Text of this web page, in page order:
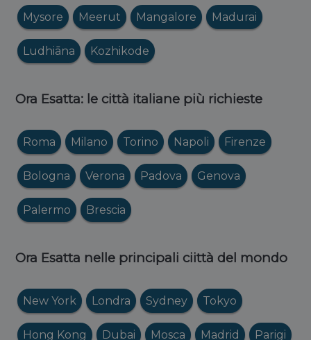
Mysore Meerut Mangalore Madurai
Ludhiāna Kozhikode
Ora Esatta: le città italiane più richieste
Roma Milano Torino Napoli Firenze
Bologna Verona Padova Genova
Palermo Brescia
Ora Esatta nelle principali ciittà del mondo
New York Londra Sydney Tokyo
Hong Kong Dubai Mosca Madrid Parigi